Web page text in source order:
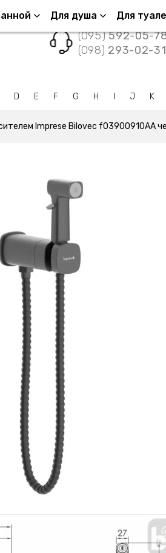
и Доставка
(095)592-05-
(098) 293-02-31
Для душа Для
D E F G H J K
Imprese Bilovec f03900910AA